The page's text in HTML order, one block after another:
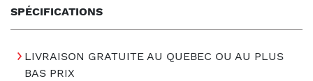
SPÉCIFICATIONS
LIVRAISON GRATUITE AU QUEBEC OU AU PLUS
BAS PRIX